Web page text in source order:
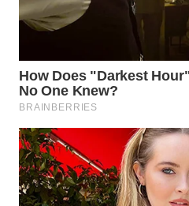
WN
BINJAI
CIREBON
WN
INDRAMAYU
WN
KUNINGAN